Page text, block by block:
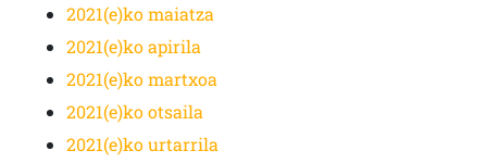
2021(e)ko maiatza
2021(e)ko apirila
2021(e)ko martxoa
2021(e)ko otsaila
2021(e)ko urtarrila